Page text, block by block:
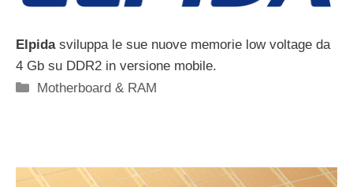
Elpida sviluppa le sue nuove memorie low voltage da
4 Gb su DDR2 in versione mobile.
Categorie
Motherboard & RAM